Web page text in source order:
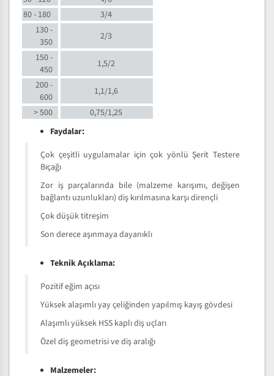
80 - 180
3/4
130 -
350
2/3
150 -
450
1,5/2
200 -
600
1,1/1,6
> 500
0,75/1,25
Faydalar:
Çok çeşitli uygulamalar için çok yönlü Şerit Testere
Bıçağı
Zor iş parçalarında bile (malzeme karışımı, değişen
bağlantı uzunlukları) diş kırılmasına karşı dirençli
Çok düşük titreşim
Son derece aşınmaya dayanıklı
Teknik Açıklama:
Pozitif eğim açısı
Yüksek alaşımlı yay çeliğinden yapılmış kayış gövdesi
Alaşımlı yüksek HSS kaplı diş uçları
Özel diş geometrisi ve diş aralığı
Malzemeler: